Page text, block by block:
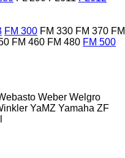
FM 300 FM 330 FM 370 FM
FM 460 FM 480 FM 500
Weber Welgro
YaMZ Yamaha ZF